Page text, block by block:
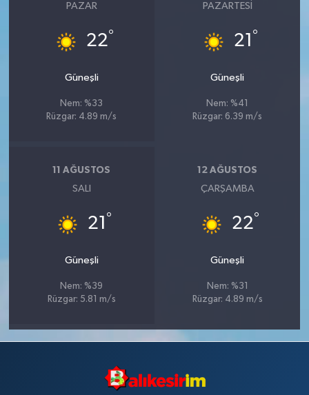
PAZAR
22°
Güneşli
Nem: %33
Rüzgar: 4.89 m/s
PAZARTESI
21 °
Güneşli
Nem: %41
Rüzgar: 6.39 m/s
11 AĞUSTOS
SALI
21 °
Güneşli
Nem: %39
Rüzgar: 5.81 m/s
12 AĞUSTOS
ÇARŞAMBA
22°
Güneşli
Nem: %31
Rüzgar: 4.89 m/s